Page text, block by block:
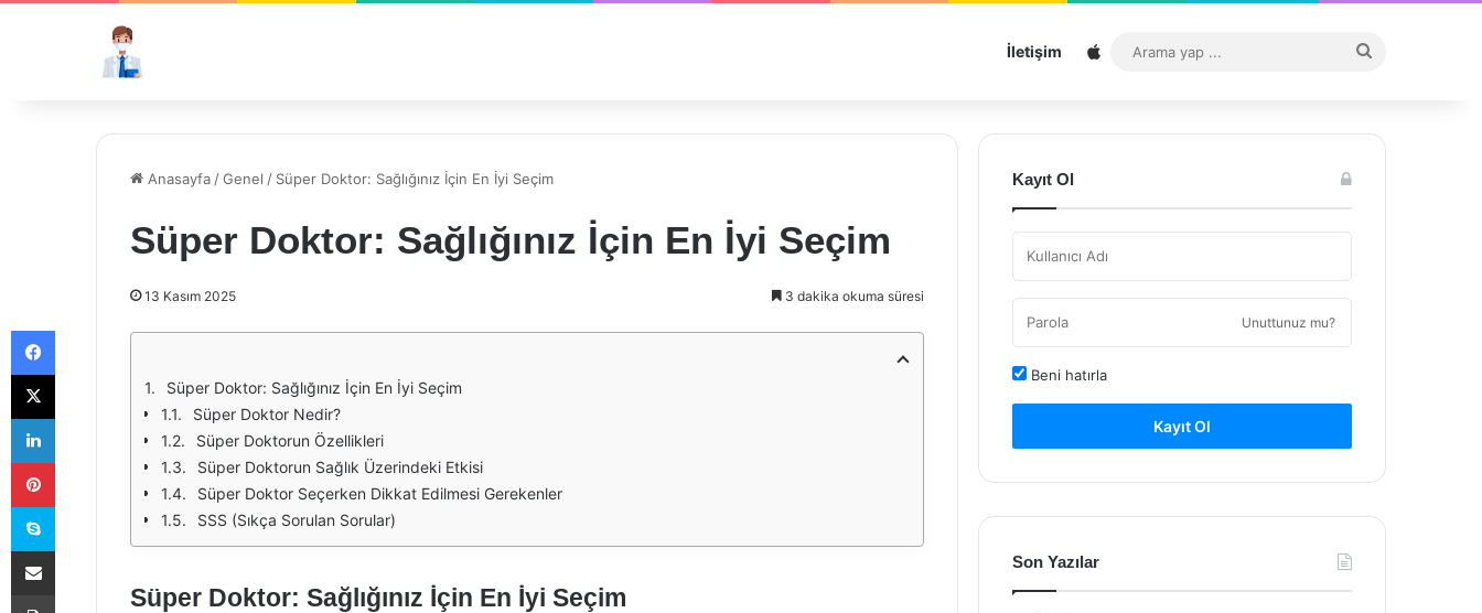
İletişim Sitemap
...
Anasayfa /Genel / Süper Doktor: Sağlığınız İçin En İyi Seçim
Süper Doktor: Sağlığınız İçin En İyi Seçim
13 Kasım 2025 3 dakika okuma süresi
Süper Doktor: Sağlığınız İçin En İyi Seçim
Süper Doktor Nedir?
Süper Doktorun Özellikleri
Süper Doktorun Sağlık Üzerindeki Etkisi
Süper Doktor Seçerken Dikkat Edilmesi Gerekenler
SSS (Sıkça Sorulan Sorular)
Süper Doktor: Sağlığınız İçin En İyi Seçim
Kayıt Ol
Unuttunuz mu?
Beni hatırla
Kayıt Ol
Son Yazılar
Facebook
X
LinkedIn
Pinterest
Skype
E-Posta ile paylaş